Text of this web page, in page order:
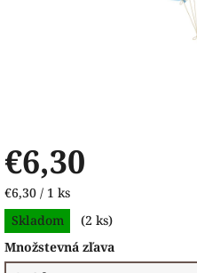
€6,30
Jednotková
cena:
€6,30 / 1 ks
Skladom
(2 ks)
Množstevná zľava